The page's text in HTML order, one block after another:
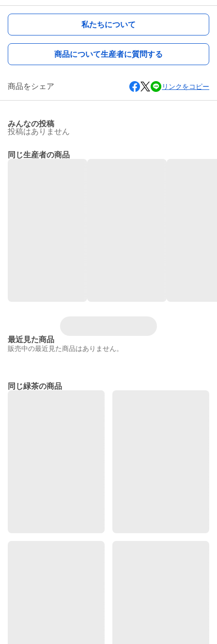
私たちについて
商品について生産者に質問する
商品をシェア リンクをコピー
みんなの投稿
投稿はありません
同じ生産者の商品
最近見た商品
販売中の最近見た商品はありません。
同じ緑茶の商品